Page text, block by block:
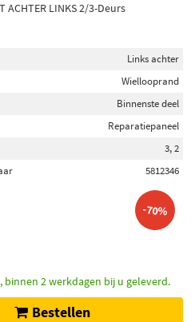
ACHTER LINKS 2/3-Deurs
Links achter
Wiellooprand
Binnenste deel
Reparatiepaneel
3, 2
5812346
-70%
binnen 2 werkdagen bij u geleverd.
Bestellen